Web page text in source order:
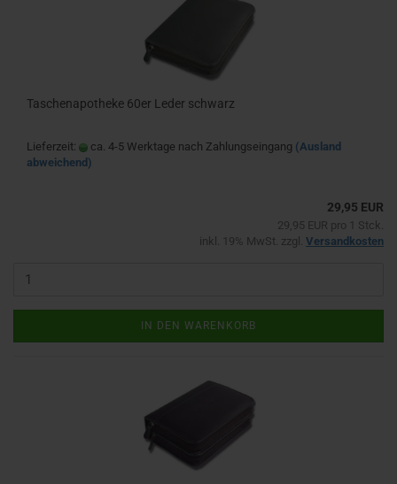
Taschenapotheke 60er Leder schwarz
Lieferzeit: ca. 4-5 Werktage nach Zahlungseingang (Ausland
abweichend)
29,95 EUR
29,95 EUR pro 1 Stck.
inkl. 19% MwSt. zzgl. Versandkosten
IN DEN WARENKORB